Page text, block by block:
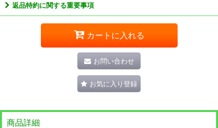
返品特約に関する重要事項
カートに入れる
お問い合わせ
お気に入り登録
商品詳細